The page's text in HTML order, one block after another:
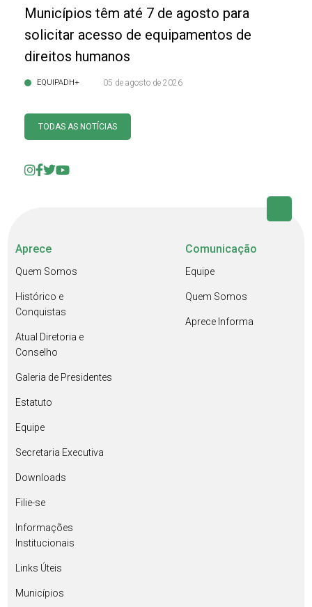
Municípios têm até 7 de agosto para
solicitar acesso de equipamentos de
direitos humanos
EQUIPADH+ 05 de agosto de 2026
TODAS AS NOTÍCIAS
Aprece
Quem Somos
Histórico e
Conquistas
Atual Diretoria e
Conselho
Galeria de Presidentes
Estatuto
Equipe
Secretaria Executiva
Downloads
Filie-se
Informações
Institucionais
Links Úteis
Municípios
Comunicação
Equipe
Quem Somos
Aprece Informa